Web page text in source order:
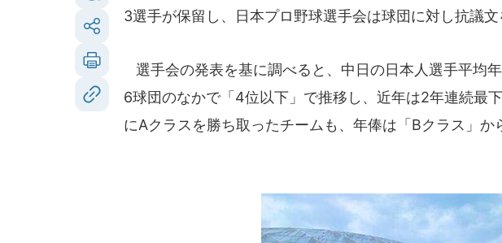
3選手が保留し、日本プロ野球選手会は球団に対し抗議文
選手会の発表を基に調べると、中日の日本人選手平均
6球団のなかで「4位以下」で推移し、近年は2年連続最
にAクラスを勝ち取ったチームも、年俸は「Bクラス」か